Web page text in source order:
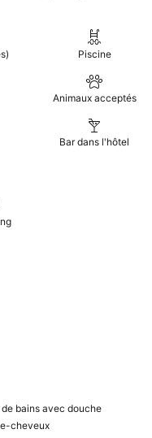
Piscine
Animaux acceptés
Bar dans l'hôtel
bains avec douche
cheveux